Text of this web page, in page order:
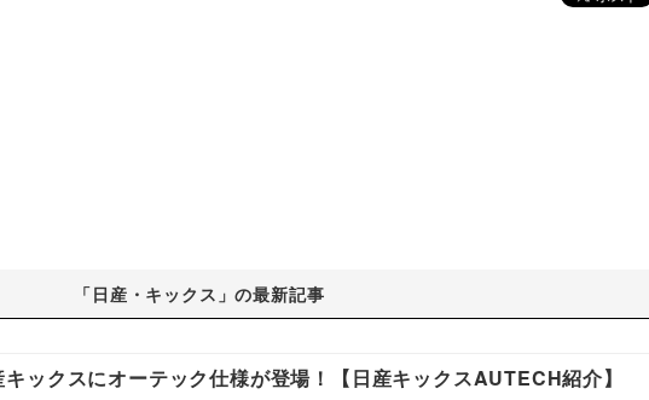
「日産・キックス」の最新記事
ックスにオーテック仕様が登場！【日産キックスAUTECH紹介】